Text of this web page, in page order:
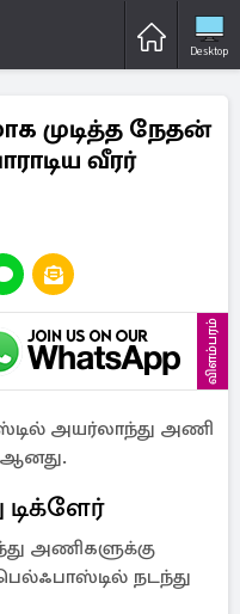
Desktop
முடித்த நேதன்
வீரர்
விளம்பரம்
அயர்லாந்து அணி
ஆனது.
டிக்ளேர்
அணிகளுக்கு
நடந்து